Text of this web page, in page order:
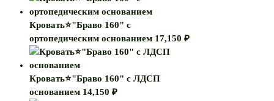
Кровать⭐"Браво 160" с
ортопедическим основанием 17,150 ₽
Кровать⭐"Браво 160" с ЛДСП
основанием 14,150 ₽